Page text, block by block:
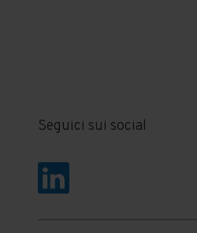
Seguici sui social